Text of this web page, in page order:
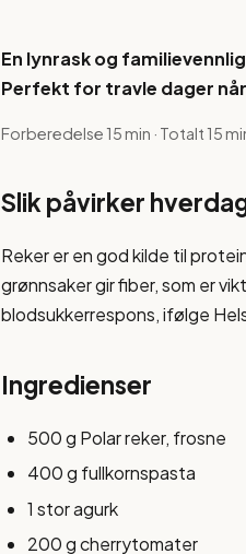
En lynrask og
Perfekt for travle dager
Forberedelse 15 min · Totalt 15
Slik påvirker
Reker er en god kilde til
grønnsaker gir fiber, som er
blodsukkerrespons, ifølge
Ingredienser
500 g Polar reker, frosne
400 g fullkornspasta
1 stor agurk
200 g cherrytomater